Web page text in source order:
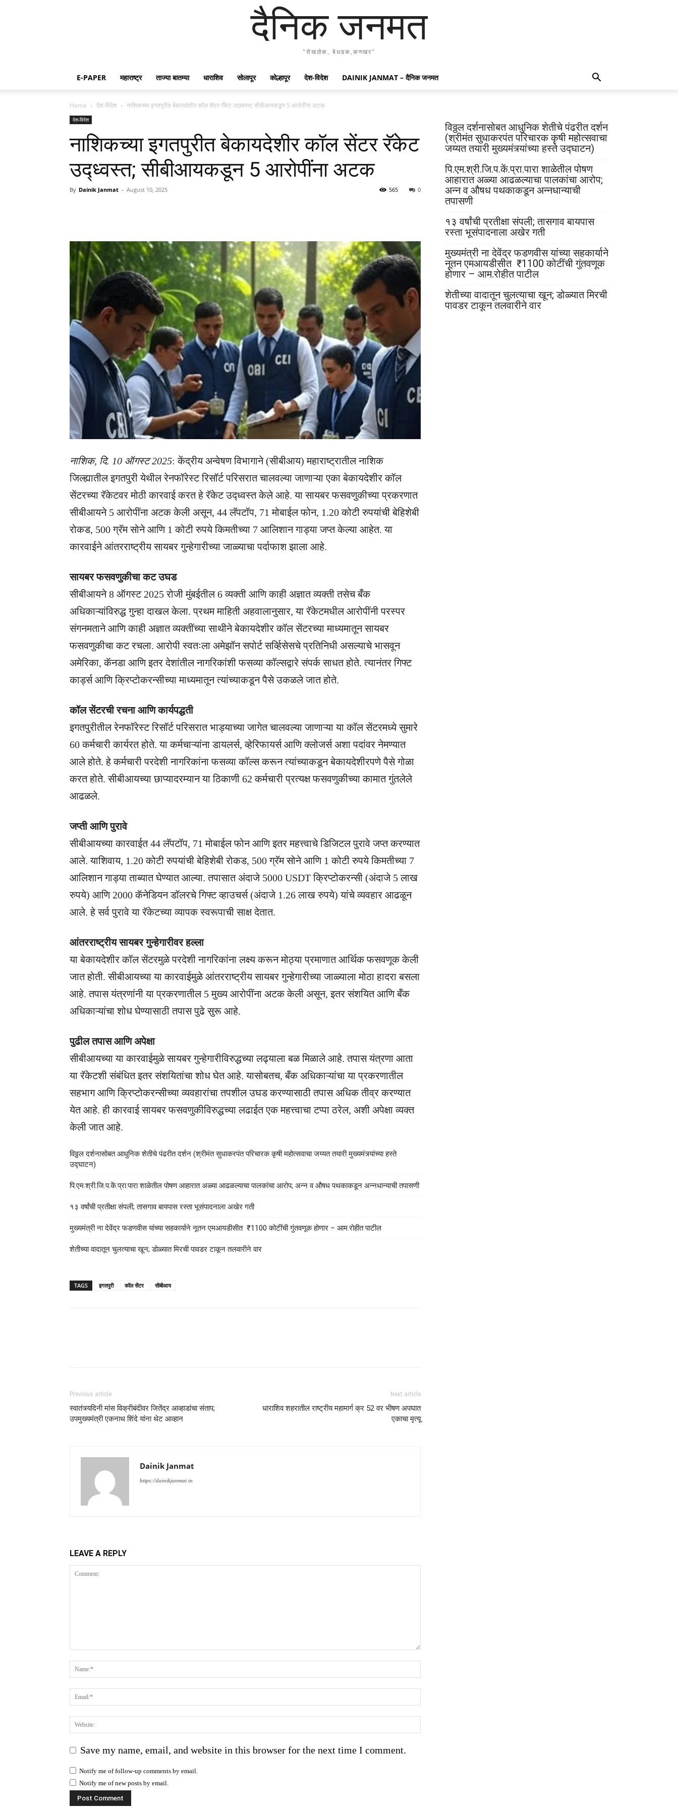
दैनिक जनमत
"रोखठोक, बेधडक,कणखर"
E-PAPER महाराष्ट्र ताज्या बातम्या धाराशिव सोलापूर कोल्हापूर देश-विदेश DAINIK JANMAT – दैनिक जनमत
Home देश-विदेश नाशिकच्या इगतपुरीत बेकायदेशीर कॉल सेंटर रॅकेट उद्ध्वस्त; सीबीआयकडून 5 आरोपींना अटक
देश-विदेश
नाशिकच्या इगतपुरीत बेकायदेशीर कॉल सेंटर रॅकेट
उद्ध्वस्त; सीबीआयकडून 5 आरोपींना अटक
By Dainik Janmat - August 10, 2025 0
565
नाशिक, दि. 10 ऑगस्ट 2025: केंद्रीय अन्वेषण विभागाने (सीबीआय) महाराष्ट्रातील नाशिक
जिल्ह्यातील इगतपुरी येथील रेनफॉरेस्ट रिसॉर्ट परिसरात चालवल्या जाणाऱ्या एका बेकायदेशीर कॉल
सेंटरच्या रॅकेटवर मोठी कारवाई करत हे रॅकेट उद्ध्वस्त केले आहे. या सायबर फसवणुकीच्या प्रकरणात
सीबीआयने 5 आरोपींना अटक केली असून, 44 लॅपटॉप, 71 मोबाईल फोन, 1.20 कोटी रुपयांची बेहिशेबी
रोकड, 500 ग्रॅम सोने आणि 1 कोटी रुपये किमतीच्या 7 आलिशान गाड्या जप्त केल्या आहेत. या
कारवाईने आंतरराष्ट्रीय सायबर गुन्हेगारीच्या जाळ्याचा पर्दाफाश झाला आहे.
सायबर फसवणुकीचा कट उघड
सीबीआयने 8 ऑगस्ट 2025 रोजी मुंबईतील 6 व्यक्ती आणि काही अज्ञात व्यक्ती तसेच बँक
अधिकाऱ्यांविरुद्ध गुन्हा दाखल केला. प्रथम माहिती अहवालानुसार, या रॅकेटमधील आरोपींनी परस्पर
संगनमताने आणि काही अज्ञात व्यक्तींच्या साथीने बेकायदेशीर कॉल सेंटरच्या माध्यमातून सायबर
फसवणुकीचा कट रचला. आरोपी स्वतःला अमेझॉन सपोर्ट सर्व्हिसेसचे प्रतिनिधी असल्याचे भासवून
अमेरिका, कॅनडा आणि इतर देशांतील नागरिकांशी फसव्या कॉल्सद्वारे संपर्क साधत होते. त्यानंतर गिफ्ट
कार्ड्स आणि क्रिप्टोकरन्सीच्या माध्यमातून त्यांच्याकडून पैसे उकळले जात होते.
कॉल सेंटरची रचना आणि कार्यपद्धती
इगतपुरीतील रेनफॉरेस्ट रिसॉर्ट परिसरात भाड्याच्या जागेत चालवल्या जाणाऱ्या या कॉल सेंटरमध्ये सुमारे
60 कर्मचारी कार्यरत होते. या कर्मचाऱ्यांना डायलर्स, व्हेरिफायर्स आणि क्लोजर्स अशा पदांवर नेमण्यात
आले होते. हे कर्मचारी परदेशी नागरिकांना फसव्या कॉल्स करून त्यांच्याकडून बेकायदेशीरपणे पैसे गोळा
करत होते. सीबीआयच्या छाप्यादरम्यान या ठिकाणी 62 कर्मचारी प्रत्यक्ष फसवणुकीच्या कामात गुंतलेले
आढळले.
जप्ती आणि पुरावे
सीबीआयच्या कारवाईत 44 लॅपटॉप, 71 मोबाईल फोन आणि इतर महत्त्वाचे डिजिटल पुरावे जप्त करण्यात
आले. याशिवाय, 1.20 कोटी रुपयांची बेहिशेबी रोकड, 500 ग्रॅम सोने आणि 1 कोटी रुपये किमतीच्या 7
आलिशान गाड्या ताब्यात घेण्यात आल्या. तपासात अंदाजे 5000 USDT क्रिप्टोकरन्सी (अंदाजे 5 लाख
रुपये) आणि 2000 कॅनेडियन डॉलरचे गिफ्ट व्हाउचर्स (अंदाजे 1.26 लाख रुपये) यांचे व्यवहार आढळून
आले. हे सर्व पुरावे या रॅकेटच्या व्यापक स्वरूपाची साक्ष देतात.
आंतरराष्ट्रीय सायबर गुन्हेगारीवर हल्ला
या बेकायदेशीर कॉल सेंटरमुळे परदेशी नागरिकांना लक्ष्य करून मोठ्या प्रमाणात आर्थिक फसवणूक केली
जात होती. सीबीआयच्या या कारवाईमुळे आंतरराष्ट्रीय सायबर गुन्हेगारीच्या जाळ्याला मोठा हादरा बसला
आहे. तपास यंत्रणांनी या प्रकरणातील 5 मुख्य आरोपींना अटक केली असून, इतर संशयित आणि बँक
अधिकाऱ्यांचा शोध घेण्यासाठी तपास पुढे सुरू आहे.
पुढील तपास आणि अपेक्षा
सीबीआयच्या या कारवाईमुळे सायबर गुन्हेगारीविरुद्धच्या लढ्याला बळ मिळाले आहे. तपास यंत्रणा आता
या रॅकेटशी संबंधित इतर संशयितांचा शोध घेत आहे. यासोबतच, बँक अधिकाऱ्यांचा या प्रकरणातील
सहभाग आणि क्रिप्टोकरन्सीच्या व्यवहारांचा तपशील उघड करण्यासाठी तपास अधिक तीव्र करण्यात
येत आहे. ही कारवाई सायबर फसवणुकीविरुद्धच्या लढाईत एक महत्त्वाचा टप्पा ठरेल, अशी अपेक्षा व्यक्त
केली जात आहे.
विठ्ठल दर्शनासोबत आधुनिक शेतीचे पंढरीत दर्शन (श्रीमंत सुधाकरपंत परिचारक कृषी महोत्सवाचा जय्यत तयारी मुख्यमंत्र्यांच्या हस्ते
उद्घाटन)
पि.एम.श्री.जि.प.कें.प्रा.पारा शाळेतील पोषण आहारात अळ्या आढळल्याचा पालकांचा आरोप; अन्न व औषध पथकाकडून अन्नधान्याची तपासणी
१३ वर्षांची प्रतीक्षा संपली; तासगाव बायपास रस्ता भूसंपादनाला अखेर गती
मुख्यमंत्री ना देवेंद्र फडणवीस यांच्या सहकार्याने नूतन एमआयडीसीत ₹1100 कोटींची गुंतवणूक होणार – आम.रोहीत पाटील
शेतीच्या वादातून चुलत्याचा खून; डोळ्यात मिरची पावडर टाकून तलवारीने वार
TAGS इगतपुरी कॉल सेंटर सीबीआय
Previous article
स्वातंत्र्यदिनी मांस विक्रीबंदीवर जितेंद्र आव्हाडांचा संताप;
उपमुख्यमंत्री एकनाथ शिंदे यांना थेट आव्हान
Next article
धाराशिव शहरातील राष्ट्रीय महामार्ग क्र 52 वर भीषण अपघात
एकाचा मृत्यू
Dainik Janmat
https://dainikjanmat.in
LEAVE A REPLY
Save my name, email, and website in this browser for the next time I comment.
Notify me of follow-up comments by email.
Notify me of new posts by email.
विठ्ठल दर्शनासोबत आधुनिक शेतीचे पंढरीत दर्शन
(श्रीमंत सुधाकरपंत परिचारक कृषी महोत्सवाचा
जय्यत तयारी मुख्यमंत्र्यांच्या हस्ते उद्घाटन)
पि.एम.श्री.जि.प.कें.प्रा.पारा शाळेतील पोषण
आहारात अळ्या आढळल्याचा पालकांचा आरोप;
अन्न व औषध पथकाकडून अन्नधान्याची
तपासणी
१३ वर्षांची प्रतीक्षा संपली; तासगाव बायपास
रस्ता भूसंपादनाला अखेर गती
मुख्यमंत्री ना देवेंद्र फडणवीस यांच्या सहकार्याने
नूतन एमआयडीसीत ₹1100 कोटींची गुंतवणूक
होणार – आम.रोहीत पाटील
शेतीच्या वादातून चुलत्याचा खून; डोळ्यात मिरची
पावडर टाकून तलवारीने वार